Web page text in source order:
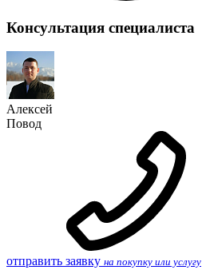
Консультация специалиста
Алексей
Повод
отправить заявку на покупку или услугу